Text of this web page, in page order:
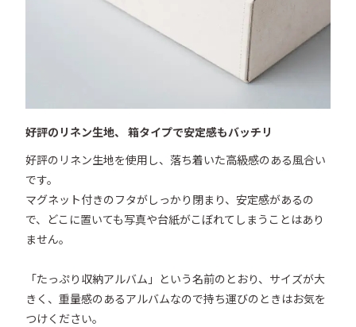
好評のリネン生地、 箱タイプで安定感もバッチリ
好評のリネン生地を使用し、落ち着いた高級感のある風合い
です。
マグネット付きのフタがしっかり閉まり、安定感があるの
で、どこに置いても写真や台紙がこぼれてしまうことはあり
ません。
「たっぷり収納アルバム」という名前のとおり、サイズが大
きく、重量感のあるアルバムなので持ち運びのときはお気を
つけください。